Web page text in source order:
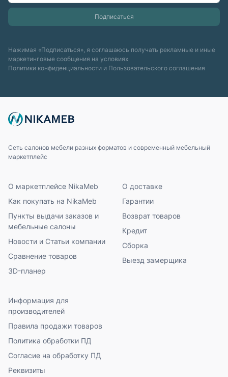
Нажимая «Подписаться», я соглашаюсь получать рекламные и иные
маркетинговые сообщения на условиях
Политики конфиденциальности и Пользовательского соглашения
Сеть салонов мебели разных форматов и современный мебельный
маркетплейс
О маркетплейсе NikaMeb
Как покупать на NikaMeb
Пункты выдачи заказов и
мебельные салоны
Новости и Статьи компании
Сравнение товаров
3D-планер
О доставке
Гарантии
Возврат товаров
Кредит
Сборка
Выезд замерщика
Информация для
производителей
Правила продажи товаров
Политика обработки ПД
Согласие на обработку ПД
Реквизиты